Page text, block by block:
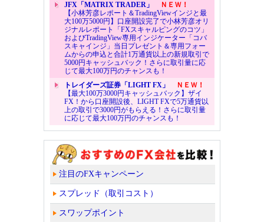
JFX「MATRIX TRADER」
ＮＥＷ！
【小林芳彦レポート＆TradingViewインジと最
大100万5000円】口座開設完了で小林芳彦オリ
ジナルレポート「FXスキャルピングのコツ」
およびTradingView専用インジケーター「コバ
スキャインジ」当日プレゼント＆専用フォー
ムからの申込と合計1万通貨以上の新規取引で
5000円キャッシュバック！さらに取引量に応
じて最大100万円のチャンスも！
トレイダーズ証券「LIGHT FX」
ＮＥＷ！
【最大100万3000円キャッシュバック】ザイ
FX！から口座開設後、LIGHT FXで5万通貨以
上の取引で3000円がもらえる！さらに取引量
に応じて最大100万円のチャンスも！
注目のFXキャンペーン
スプレッド（取引コスト）
スワップポイント